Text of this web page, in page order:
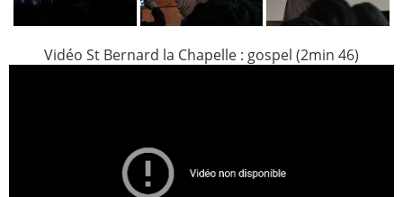
Vidéo St Bernard la Chapelle : gospel (2min 46)